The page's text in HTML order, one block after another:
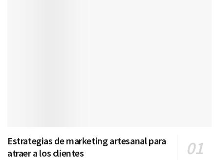
Estrategias de marketing artesanal para
atraer a los clientes